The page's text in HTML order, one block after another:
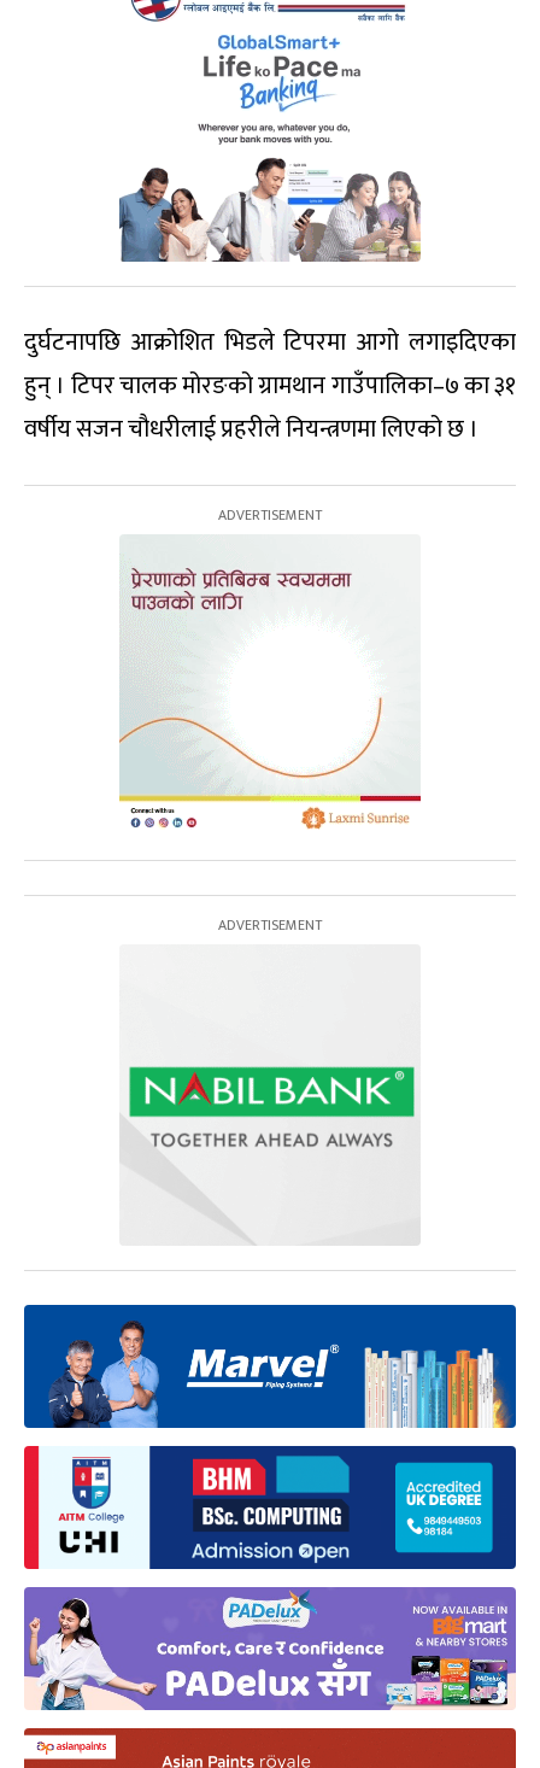
दुर्घटनापछि आक्रोशित भिडले टिपरमा आगो लगाइदिएका
हुन् । टिपर चालक मोरङको ग्रामथान गाउँपालिका–७ का ३१
वर्षीय सजन चौधरीलाई प्रहरीले नियन्त्रणमा लिएको छ ।